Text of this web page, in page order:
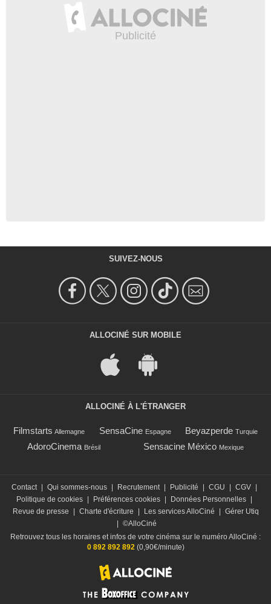
SUIVEZ-NOUS
ALLOCINÉ SUR MOBILE
ALLOCINÉ À L'ÉTRANGER
Filmstarts Allemagne SensaCine Espagne Beyazperde Turquie
AdoroCinema Brésil Sensacine México Mexique
Contact | Qui sommes-nous | Recrutement | Publicité | CGU | CGV |
Politique de cookies | Préférences cookies | Données Personnelles |
Revue de presse
| Charte d'écriture | Les services AlloCiné | Gérer Utiq
| ©AlloCiné
Retrouvez tous les horaires et infos de votre cinéma sur le numéro AlloCiné :
0 892 892 892 (0,90€/minute)